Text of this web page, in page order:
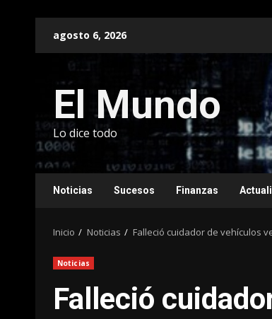
agosto 6, 2026
El Mundo
Lo dice todo
Noticias Sucesos Finanzas
Inicio Noticias Falleció cuidador de vehículos
Noticias
Falleció